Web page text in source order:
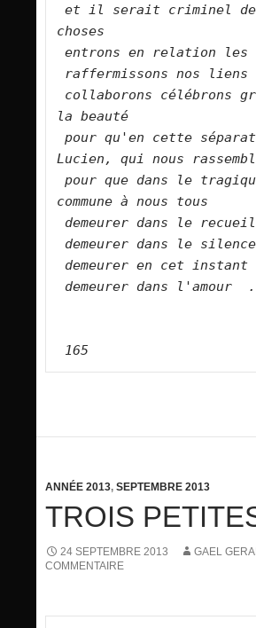
et il serait criminel de
choses
entrons en relation les
raffermissons nos liens
collaborons célébrons
la beauté
pour qu'en cette
Lucien, qui nous
pour que dans le
commune à nous tous
demeurer dans le
demeurer dans le silence
demeurer en cet instant
demeurer dans l'amour  .
165
ANNÉE 2013, SEPTEMBRE 2013
TROIS
24 SEPTEMBRE 2013 GAEL
COMMENTAIRE